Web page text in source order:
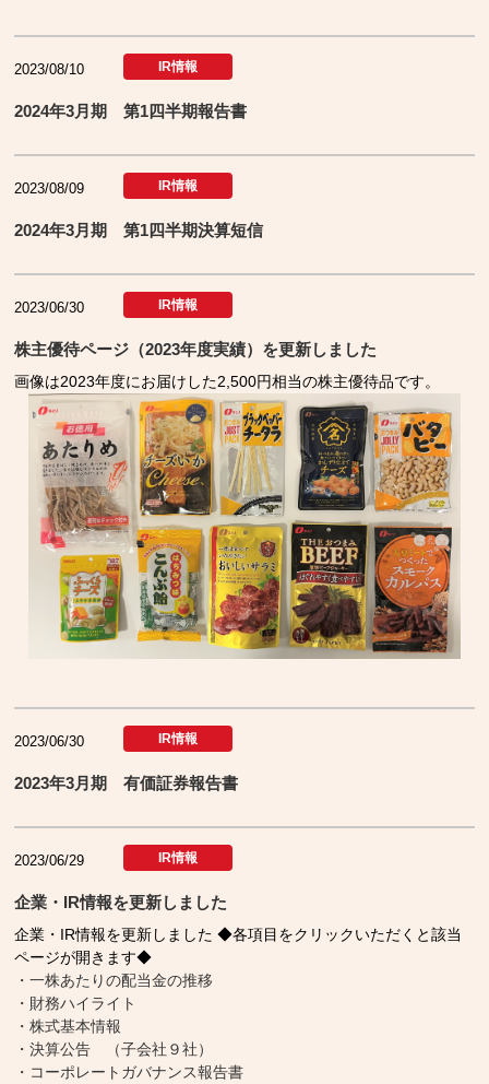
2023/08/10 IR情報
2024年3月期 第1四半期報告書
2023/08/09 IR情報
2024年3月期 第1四半期決算短信
2023/06/30 IR情報
株主優待ページ（2023年度実績）を更新しました
画像は2023年度にお届けした2,500円相当の株主優待品です。
2023/06/30 IR情報
2023年3月期 有価証券報告書
2023/06/29 IR情報
企業・IR情報を更新しました
企業・IR情報を更新しました ◆各項目をクリックいただくと該当
ページが開きます◆
・一株あたりの配当金の推移
・財務ハイライト
・株式基本情報
・決算公告 （子会社９社）
・コーポレートガバナンス報告書